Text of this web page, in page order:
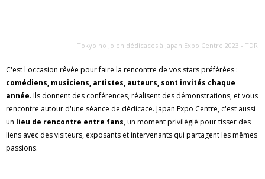
Tokyo no Jo en dédicaces à Japan Expo Centre 2023 - TDR
C'est l'occasion rêvée pour faire la rencontre de vos stars préférées :
comédiens, musiciens, artistes, auteurs, sont invités chaque
année. Ils donnent des conférences, réalisent des démonstrations, et vous
rencontre autour d'une séance de dédicace. Japan Expo Centre, c'est aussi
un lieu de rencontre entre fans, un moment privilégié pour tisser des
liens avec des visiteurs, exposants et intervenants qui partagent les mêmes
passions.